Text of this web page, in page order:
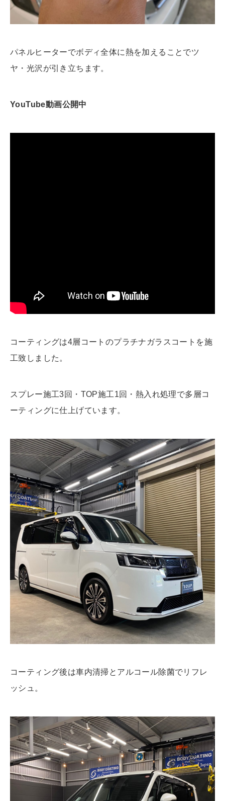
パネルヒーターでボディ全体に熱を加えることでツ
ヤ・光沢が引き立ちます。
YouTube動画公開中
コーティングは4層コートのプラチナガラスコートを施
工致しました。
スプレー施工3回・TOP施工1回・熱入れ処理で多層コ
ーティングに仕上げています。
コーティング後は車内清掃とアルコール除菌でリフレ
ッシュ。